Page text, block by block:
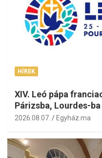
HÍREK
XIV. Leó pápa
Párizsba, Lourdes-
2026.08.07. Egyház.ma